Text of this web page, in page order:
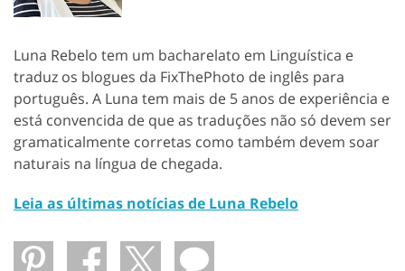
Luna Rebelo tem um bacharelato em Linguística e
traduz os blogues da FixThePhoto de inglês para
português. A Luna tem mais de 5 anos de experiência e
está convencida de que as traduções não só devem ser
gramaticalmente corretas como também devem soar
naturais na língua de chegada.
Leia as últimas notícias de Luna Rebelo